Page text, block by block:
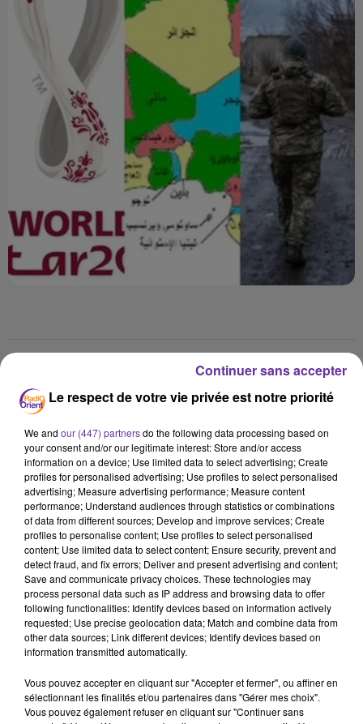
26 mars 2022 - 10 min 20 sec
LE JOURNAL DE MIDI 30 EN LANGUE ARABE DU
26/03/22
LB
JOURNAL EN LANGUE ARABE
اربعة منتخبات ، المغرب، الجزائر، تونس، ومصر خاضت
امس مباراة الذهاب في الدور الثالث الحاسم من التصفيات
الافريقية لنهائيات كاس العالم في قطر...
الجيش الروسي يعلن إعادة تركيز هجومه على منطقة دونباس
في شرق أوكرانيا والرئيس الأميركي يواصل جولته الأوروبية
في بولندا حيث يلتقي لاجئين أوكرانيين...
Le respect de votre vie privée est notre priorité
We and our (447) partnersdo the following data processing based on
your consent and/or our legitimate interest: Store and/or access
information on a device; Use limited data to select advertising; Create
profiles for personalised advertising; Use profiles to select personalised
advertising; Measure advertising performance; Measure content
performance; Understand audiences through statistics or combinations
of data from different sources; Develop and improve services; Create
profiles to personalise content; Use profiles to select personalised
content; Use limited data to select content; Ensure security, prevent and
detect fraud, and fix errors; Deliver and present advertising and content;
Save and communicate privacy choices. These technologies may
process personal data such as IP address and browsing data to offer
following functionalities: Identify devices based on information actively
requested; Use precise geolocation data; Match and combine data from
other data sources; Link different devices; Identify devices based on
information transmitted automatically.
Vous pouvez accepter en cliquant sur "Accepter et fermer", ou affiner en
sélectionnant les finalités et/ou partenaires dans "Gérer mes choix".
Vous pouvez également refuser en cliquant sur "Continuer sans
Continuer sans accepter